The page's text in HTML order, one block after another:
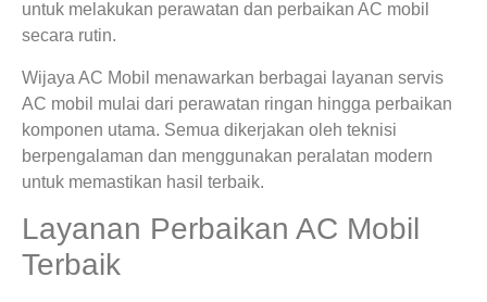
untuk melakukan perawatan dan perbaikan AC mobil
secara rutin.
Wijaya AC Mobil menawarkan berbagai layanan servis
AC mobil mulai dari perawatan ringan hingga perbaikan
komponen utama. Semua dikerjakan oleh teknisi
berpengalaman dan menggunakan peralatan modern
untuk memastikan hasil terbaik.
Layanan Perbaikan AC Mobil
Terbaik